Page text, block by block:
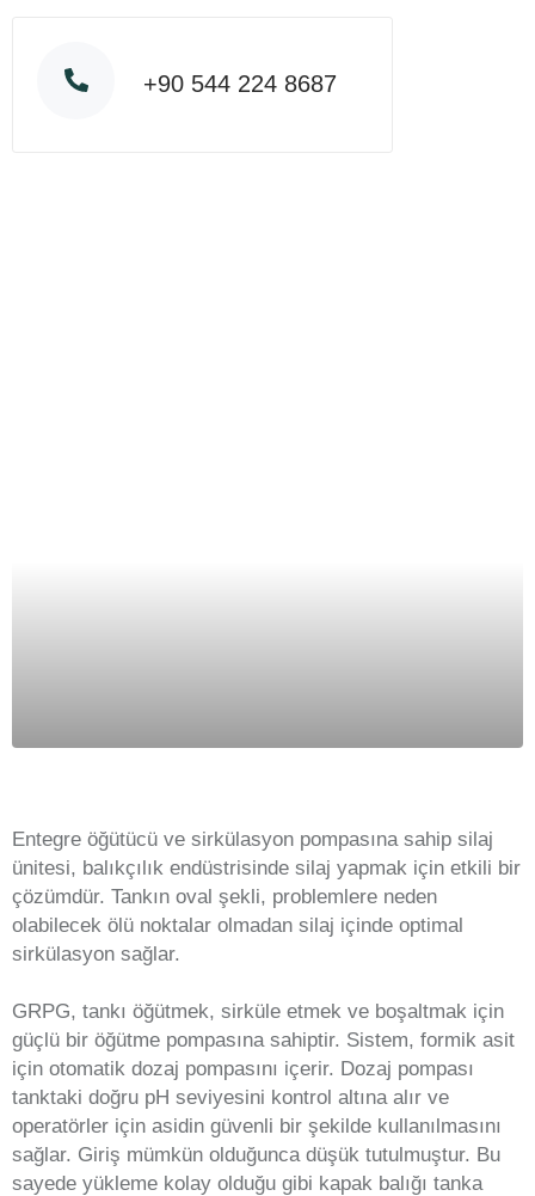
+90 544 224 8687
Entegre öğütücü ve sirkülasyon pompasına sahip silaj
ünitesi, balıkçılık endüstrisinde silaj yapmak için etkili bir
çözümdür. Tankın oval şekli, problemlere neden
olabilecek ölü noktalar olmadan silaj içinde optimal
sirkülasyon sağlar.
GRPG, tankı öğütmek, sirküle etmek ve boşaltmak için
güçlü bir öğütme pompasına sahiptir. Sistem, formik asit
için otomatik dozaj pompasını içerir. Dozaj pompası
tanktaki doğru pH seviyesini kontrol altına alır ve
operatörler için asidin güvenli bir şekilde kullanılmasını
sağlar. Giriş mümkün olduğunca düşük tutulmuştur. Bu
sayede yükleme kolay olduğu gibi kapak balığı tanka